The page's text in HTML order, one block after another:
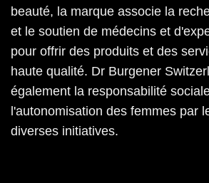
beauté, la marque associe la
et le soutien de médecins et
pour offrir des produits et des
haute qualité. Dr Burgener
également la responsabilité
l'autonomisation des femmes par
diverses initiatives.